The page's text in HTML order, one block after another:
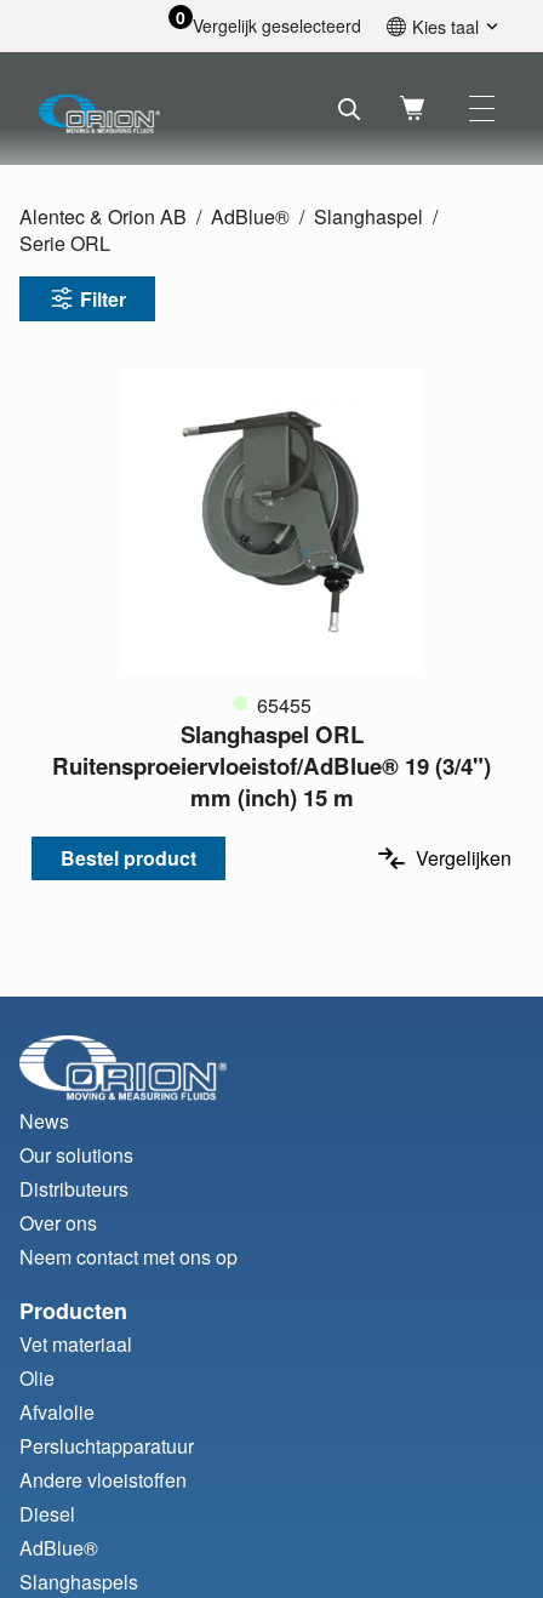
0 Vergelijk geselecteerd Kies taal
Svenska
Français
Nederlands
Deutsch
Alentec & Orion AB AdBlue®
Slanghaspel
Serie ORL
Filter
65455
Slanghaspel ORL
Ruitensproeiervloeistof/AdBlue® 19 (3/4")
mm (inch) 15 m
Bestel product Vergelijken
News
Our solutions
Distributeurs
Over ons
Neem contact met ons op
Producten
Vet materiaal
Olie
Afvalolie
Persluchtapparatuur
Andere vloeistoffen
Diesel
AdBlue®
Slanghaspels